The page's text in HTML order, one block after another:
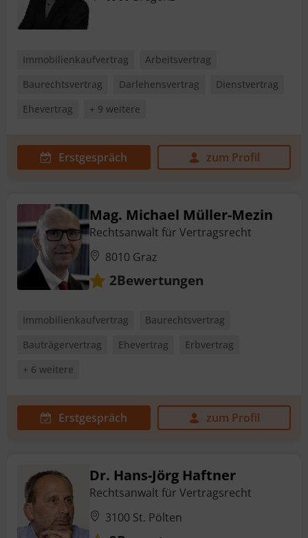
Immobilienkaufvertrag
Arbeitsvertrag
Baurechtsvertrag
Darlehensvertrag
Dienstvertrag
Ehevertrag
+ 9 weitere
Erstgespräch zum Profil
Mag. Michael Müller-Mezin
Rechtsanwalt für Vertragsrecht
8010 Graz
2Bewertungen
Immobilienkaufvertrag
Baurechtsvertrag
Bauträgervertrag
Ehevertrag
Erbvertrag
+ 6 weitere
Erstgespräch zum Profil
Dr. Hans-Jörg Haftner
Rechtsanwalt für Vertragsrecht
3100 St. Pölten